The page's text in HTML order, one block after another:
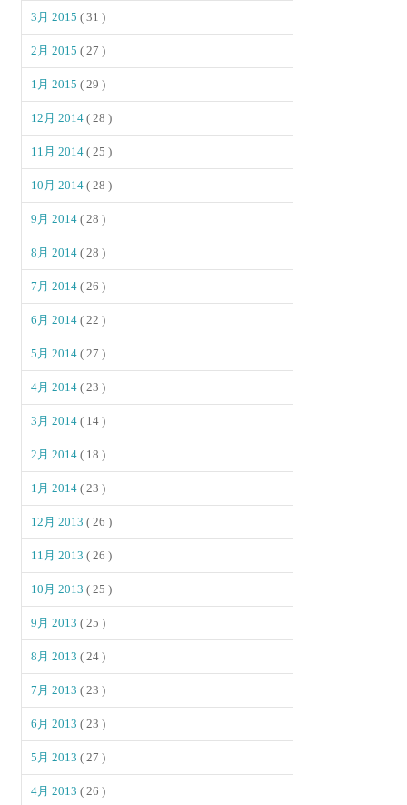
3月 2015( 31 )
2月 2015( 27 )
1月 2015( 29 )
12月 2014( 28 )
11月 2014( 25 )
10月 2014( 28 )
9月 2014( 28 )
8月 2014( 28 )
7月 2014( 26 )
6月 2014( 22 )
5月 2014( 27 )
4月 2014( 23 )
3月 2014( 14 )
2月 2014( 18 )
1月 2014( 23 )
12月 2013( 26 )
11月 2013( 26 )
10月 2013( 25 )
9月 2013( 25 )
8月 2013( 24 )
7月 2013( 23 )
6月 2013( 23 )
5月 2013( 27 )
4月 2013( 26 )